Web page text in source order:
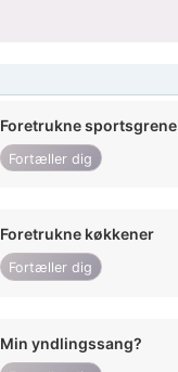
Foretrukne sportsgrene
Fortæller dig
Foretrukne køkkener
Fortæller dig
Min yndlingssang?